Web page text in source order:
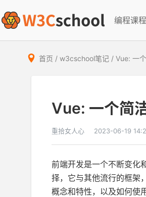
编程课程
首页 / w3cschool笔记 / Vue: 一
Vue: 一个简
重拾女人心 2023-06-19
前端开发是一个不断变化
择，它与其他流行的框架
概念和特性，以及如何使